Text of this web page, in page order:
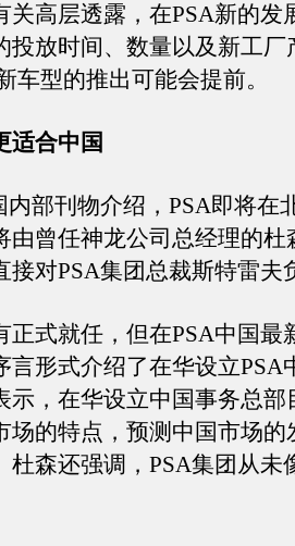
高层透露，在PSA新的发
投放时间、数量以及新工厂
车型的推出可能会提前。
适合中国
部刊物介绍，PSA即将在
由曾任神龙公司总经理的杜
接对PSA集团总裁斯特雷夫
式就任，但在PSA中国最
言形式介绍了在华设立PSA
示，在华设立中国事务总部
场的特点，预测中国市场的
杜森还强调，PSA集团从未